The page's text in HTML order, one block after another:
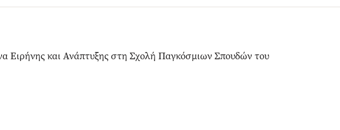
Ειρήνης και Ανάπτυξης στη Σχολή Παγκόσμιων Σπουδών του